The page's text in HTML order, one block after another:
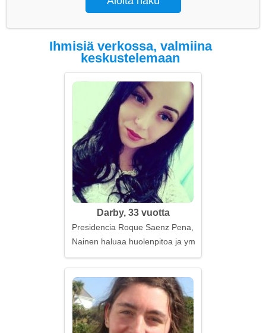
Ihmisiä verkossa, valmiina
keskustelemaan
Darby, 33 vuotta
Presidencia Roque Saenz Pena, Argentiina
Nainen haluaa huolenpitoa ja ymmärrystä